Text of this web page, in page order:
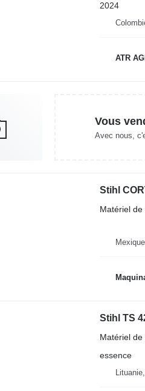
2024
ATR
Vous
Avec nous,
Stihl
Matériel de
Stihl TS
Matériel de
essence